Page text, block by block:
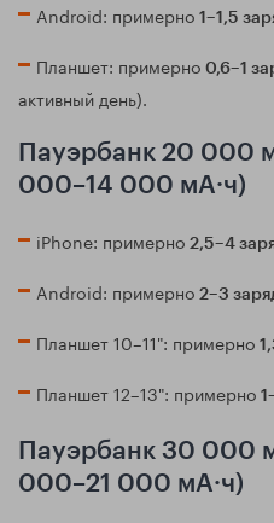
Android: примерно 1–1,5
Планшет: примерно 0,6–1
активный день).
Пауэрбанк 20 000
000–14 000 мА·ч)
iPhone: примерно 2,5–4
Android: примерно 2–3
Планшет 10–11": примерно
Планшет 12–13": примерно
Пауэрбанк 30 000
000–21 000 мА·ч)